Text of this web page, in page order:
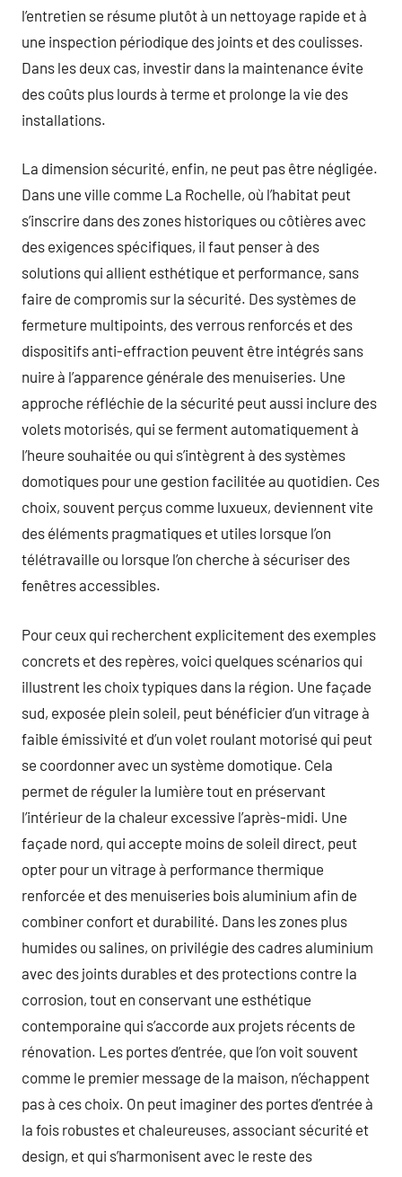
l’entretien se résume plutôt à un nettoyage rapide et à
une inspection périodique des joints et des coulisses.
Dans les deux cas, investir dans la maintenance évite
des coûts plus lourds à terme et prolonge la vie des
installations.
La dimension sécurité, enfin, ne peut pas être négligée.
Dans une ville comme La Rochelle, où l’habitat peut
s’inscrire dans des zones historiques ou côtières avec
des exigences spécifiques, il faut penser à des
solutions qui allient esthétique et performance, sans
faire de compromis sur la sécurité. Des systèmes de
fermeture multipoints, des verrous renforcés et des
dispositifs anti-effraction peuvent être intégrés sans
nuire à l’apparence générale des menuiseries. Une
approche réfléchie de la sécurité peut aussi inclure des
volets motorisés, qui se ferment automatiquement à
l’heure souhaitée ou qui s’intègrent à des systèmes
domotiques pour une gestion facilitée au quotidien. Ces
choix, souvent perçus comme luxueux, deviennent vite
des éléments pragmatiques et utiles lorsque l’on
télétravaille ou lorsque l’on cherche à sécuriser des
fenêtres accessibles.
Pour ceux qui recherchent explicitement des exemples
concrets et des repères, voici quelques scénarios qui
illustrent les choix typiques dans la région. Une façade
sud, exposée plein soleil, peut bénéficier d’un vitrage à
faible émissivité et d’un volet roulant motorisé qui peut
se coordonner avec un système domotique. Cela
permet de réguler la lumière tout en préservant
l’intérieur de la chaleur excessive l’après-midi. Une
façade nord, qui accepte moins de soleil direct, peut
opter pour un vitrage à performance thermique
renforcée et des menuiseries bois aluminium afin de
combiner confort et durabilité. Dans les zones plus
humides ou salines, on privilégie des cadres aluminium
avec des joints durables et des protections contre la
corrosion, tout en conservant une esthétique
contemporaine qui s’accorde aux projets récents de
rénovation. Les portes d’entrée, que l’on voit souvent
comme le premier message de la maison, n’échappent
pas à ces choix. On peut imaginer des portes d’entrée à
la fois robustes et chaleureuses, associant sécurité et
design, et qui s’harmonisent avec le reste des